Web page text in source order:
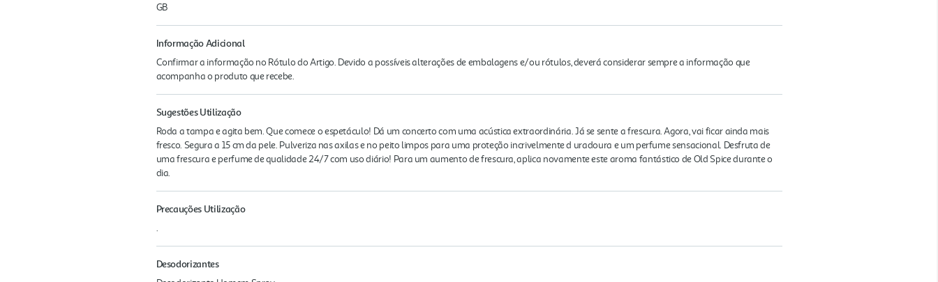
GB
Informação Adicional
Confirmar a informação no Rótulo do Artigo. Devido a possíveis alterações de embalagens e/ou rótulos, deverá considerar sempre a informação que
acompanha o produto que recebe.
Sugestões Utilização
Roda a tampa e agita bem. Que comece o espetáculo! Dá um concerto com uma acústica extraordinária. Já se sente a frescura. Agora, vai ficar ainda mais
fresco. Segura a 15 cm da pele. Pulveriza nas axilas e no peito limpos para uma proteção incrivelmente d uradoura e um perfume sensacional. Desfruta de
uma frescura e perfume de qualidade 24/7 com uso diário! Para um aumento de frescura, aplica novamente este aroma fantástico de Old Spice durante o
dia.
Precauções Utilização
.
Desodorizantes